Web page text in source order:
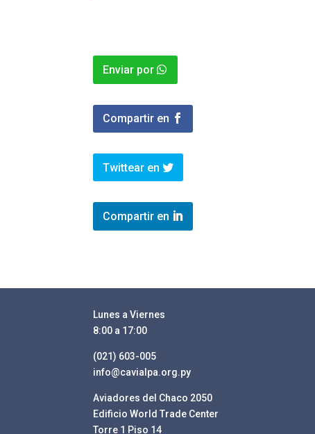
Enviar por
Compartir en
Twittear en
Compartir en
Lunes a Viernes
8:00 a 17:00
(021) 603-005
info@cavialpa.org.py
Aviadores del Chaco 2050
Edificio World Trade Center
Torre 1 Piso 14